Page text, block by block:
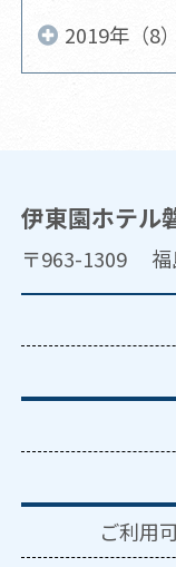
2019年（8）
伊東園ホテル
〒963-1309 福
ご利用